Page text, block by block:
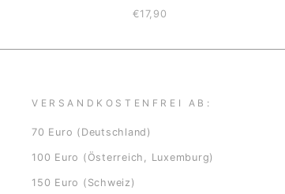
€17,90
VERSANDKOSTENFREI AB:
70 Euro (Deutschland)
100 Euro (Österreich, Luxemburg)
150 Euro (Schweiz)